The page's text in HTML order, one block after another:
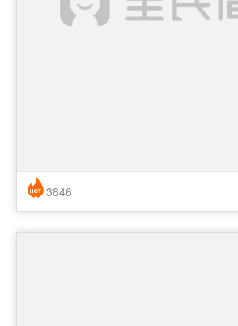
简历风格： 时尚 / 简洁 / 应届生
3846